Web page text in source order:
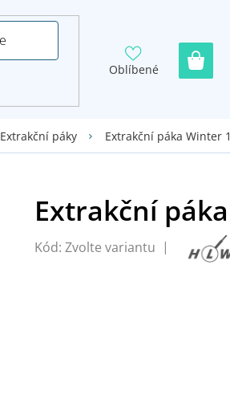
Oblíbené
Extrakční páky Extrakční páka Winter 1
Kód: Zvolte variantu